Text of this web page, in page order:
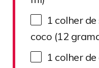
1 colher
coco (12
1 colher de